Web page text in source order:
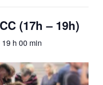
(17h – 19h)
19 h 00 min